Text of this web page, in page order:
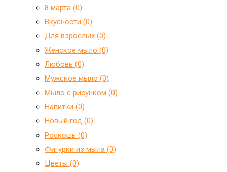
8 марта (0)
Вкусности (0)
Для взрослых (0)
Женское мыло (0)
Любовь (0)
Мужское мыло (0)
Мыло с рисунком (0)
Напитки (0)
Новый год (0)
Роскошь (0)
Фигурки из мыла (0)
Цветы (0)